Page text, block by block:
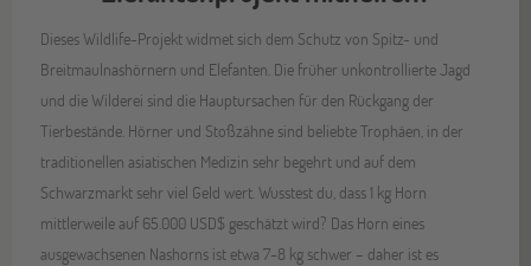
Dieses Wildlife-Projekt widmet sich dem Schutz von Spitz- und
Breitmaulnashörnern und Elefanten. Die früher unkontrollierte Jagd
und die Wilderei sind die Hauptursachen für den Rückgang der
Tierbestände. Hörner und Stoßzähne sind beliebte Trophäen, in der
traditionellen asiatischen Medizin sehr begehrt und auf dem
Schwarzmarkt sehr viel Geld wert. Wusstest du, dass 1 kg Horn
mittlerweile auf 65.000 USD$ geschätzt wird? Das Horn eines
ausgewachsenen Nashorns ist etwa 7-8 kg schwer – daher ist es